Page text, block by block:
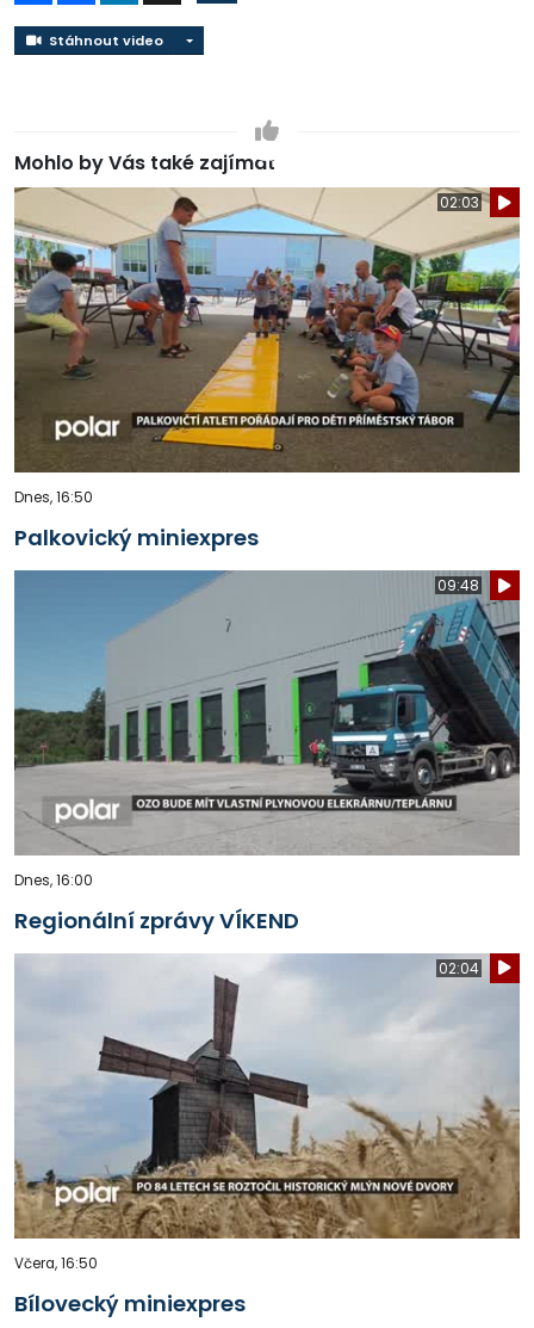
Stáhnout video Stáhnout video
Mohlo by Vás také zajímat
02:03
Dnes, 16:50
Palkovický miniexpres
09:48
Dnes, 16:00
Regionální zprávy VÍKEND
02:04
Včera, 16:50
Bílovecký miniexpres